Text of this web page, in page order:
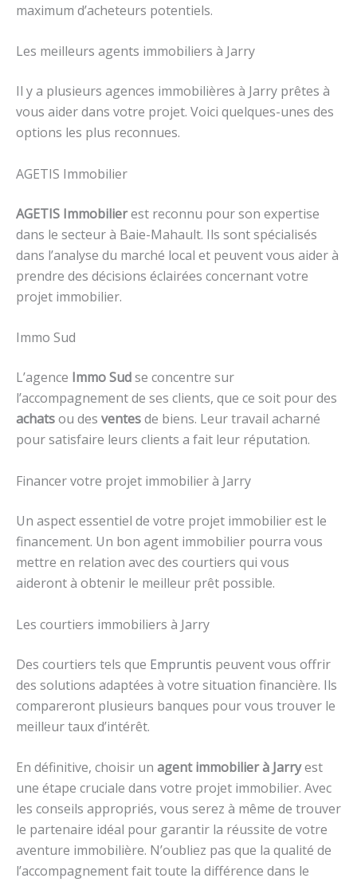
maximum d’acheteurs potentiels.
Les meilleurs agents immobiliers à Jarry
Il y a plusieurs agences immobilières à Jarry prêtes à
vous aider dans votre projet. Voici quelques-unes des
options les plus reconnues.
AGETIS Immobilier
AGETIS Immobilierest reconnu pour son expertise
dans le secteur à Baie-Mahault. Ils sont spécialisés
dans l’analyse du marché local et peuvent vous aider à
prendre des décisions éclairées concernant votre
projet immobilier.
Immo Sud
L’agence Immo Sudse concentre sur
l’accompagnement de ses clients, que ce soit pour des
achatsou des ventesde biens. Leur travail acharné
pour satisfaire leurs clients a fait leur réputation.
Financer votre projet immobilier à Jarry
Un aspect essentiel de votre projet immobilier est le
financement. Un bon agent immobilier pourra vous
mettre en relation avec des courtiers qui vous
aideront à obtenir le meilleur prêt possible.
Les courtiers immobiliers à Jarry
Des courtiers tels que Empruntis peuvent vous offrir
des solutions adaptées à votre situation financière. Ils
compareront plusieurs banques pour vous trouver le
meilleur taux d’intérêt.
En définitive, choisir un agent immobilier à Jarryest
une étape cruciale dans votre projet immobilier. Avec
les conseils appropriés, vous serez à même de trouver
le partenaire idéal pour garantir la réussite de votre
aventure immobilière. N’oubliez pas que la qualité de
l’accompagnement fait toute la différence dans le